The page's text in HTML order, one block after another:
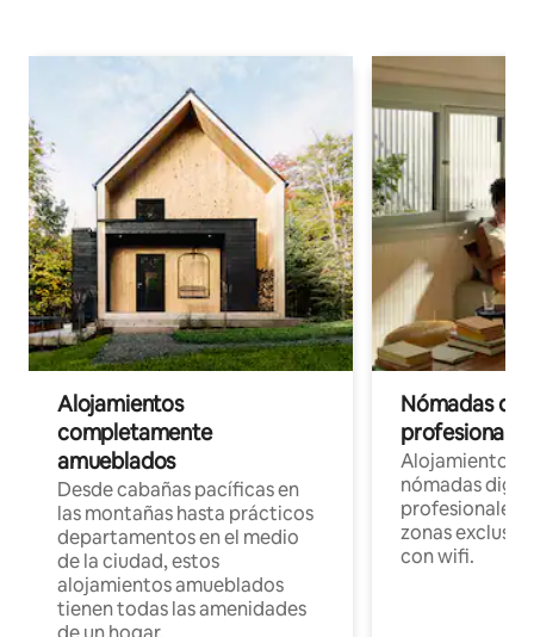
Alojamientos
completamente
amueblados
Desde cabañas pacíficas en
las montañas hasta prácticos
departamentos en el medio
de la ciudad, estos
alojamientos amueblados
tienen todas las amenidades
Nómadas
Alojamientos
nómadas
profesionales
zonas
con wifi.